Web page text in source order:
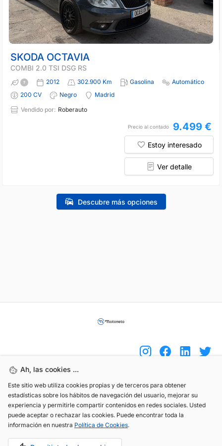
SKODA OCTAVIA
COMBI 2.0 TSI DSG RS
2012 302.900 Km Gasolina
Automático
200 CV
Negro
Madrid
Vendido por: Roberauto
Precio al contado 9.499 €
Estoy interesado
Ver detalle
Descubre más opciones
Ah, las cookies ...
Este sitio web utiliza cookies propias y de terceros para obtener
estadísticas sobre los hábitos de navegación del usuario, mejorar su
experiencia y permitirle compartir contenidos en redes sociales. Usted
puede aceptar o rechazar las cookies. Puede encontrar toda la
información en nuestra Política de Cookies.
(+34) 744 408 070
info@motoreto.com